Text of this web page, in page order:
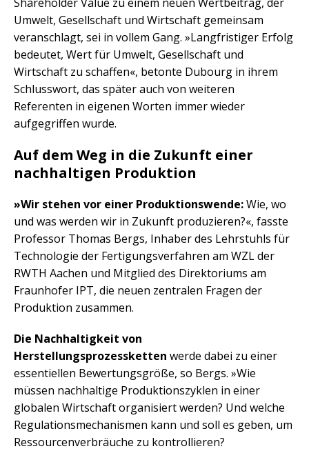
Umwelt, Gesellschaft und Wirtschaft gemeinsam
veranschlagt, sei in vollem Gang. »Langfristiger Erfolg
bedeutet, Wert für Umwelt, Gesellschaft und
Wirtschaft zu schaffen«, betonte Dubourg in ihrem
Schlusswort, das später auch von weiteren
Referenten in eigenen Worten immer wieder
aufgegriffen wurde.
Auf dem Weg in die Zukunft einer
nachhaltigen Produktion
»Wir stehen vor einer Produktionswende:Wie, wo
und was werden wir in Zukunft produzieren?«, fasste
Professor Thomas Bergs, Inhaber des Lehrstuhls für
Technologie der Fertigungsverfahren am WZL der
RWTH Aachen und Mitglied des Direktoriums am
Fraunhofer IPT, die neuen zentralen Fragen der
Produktion zusammen.
Die Nachhaltigkeit von
Herstellungsprozessketten werde dabei zu einer
essentiellen Bewertungsgröße, so Bergs. »Wie
müssen nachhaltige Produktionszyklen in einer
globalen Wirtschaft organisiert werden? Und welche
Regulationsmechanismen kann und soll es geben, um
Ressourcenverbräuche zu kontrollieren?